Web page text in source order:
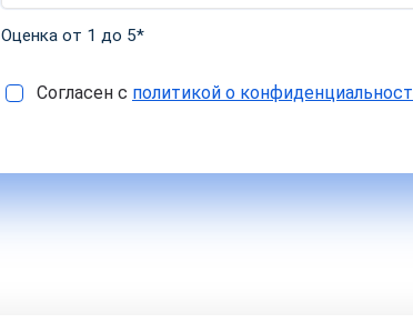
Оценка от 1 до 5*
Согласен с политикой о